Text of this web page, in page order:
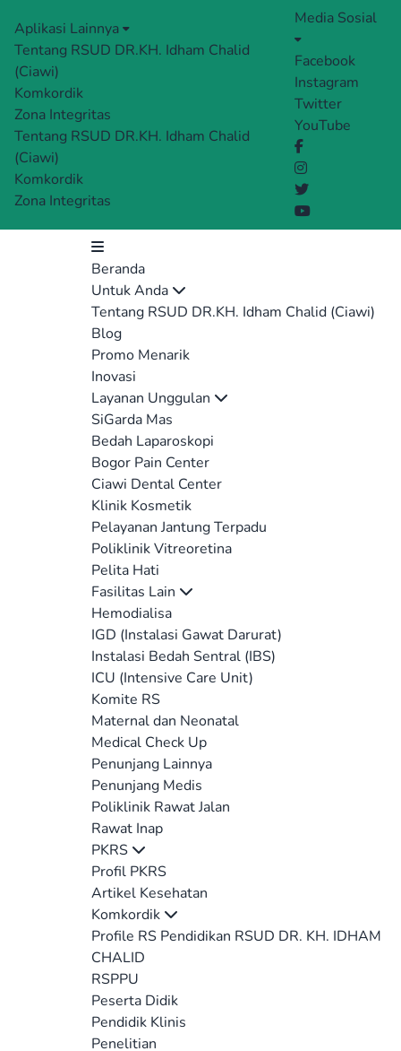
Aplikasi Lainnya
Tentang RSUD DR.KH. Idham Chalid
(Ciawi)
Komkordik
Zona Integritas
Tentang RSUD DR.KH. Idham Chalid
(Ciawi)
Komkordik
Zona Integritas
Media Sosial
Facebook
Instagram
Twitter
YouTube
Beranda
Untuk Anda
Tentang RSUD DR.KH. Idham Chalid (Ciawi)
Blog
Promo Menarik
Inovasi
Layanan Unggulan
SiGarda Mas
Bedah Laparoskopi
Bogor Pain Center
Ciawi Dental Center
Klinik Kosmetik
Pelayanan Jantung Terpadu
Poliklinik Vitreoretina
Pelita Hati
Fasilitas Lain
Hemodialisa
IGD (Instalasi Gawat Darurat)
Instalasi Bedah Sentral (IBS)
ICU (Intensive Care Unit)
Komite RS
Maternal dan Neonatal
Medical Check Up
Penunjang Lainnya
Penunjang Medis
Poliklinik Rawat Jalan
Rawat Inap
PKRS
Profil PKRS
Artikel Kesehatan
Komkordik
Profile RS Pendidikan RSUD DR. KH. IDHAM
CHALID
RSPPU
Peserta Didik
Pendidik Klinis
Penelitian